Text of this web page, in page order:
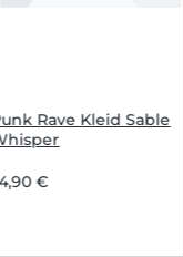
Rave Kleid Sable
€